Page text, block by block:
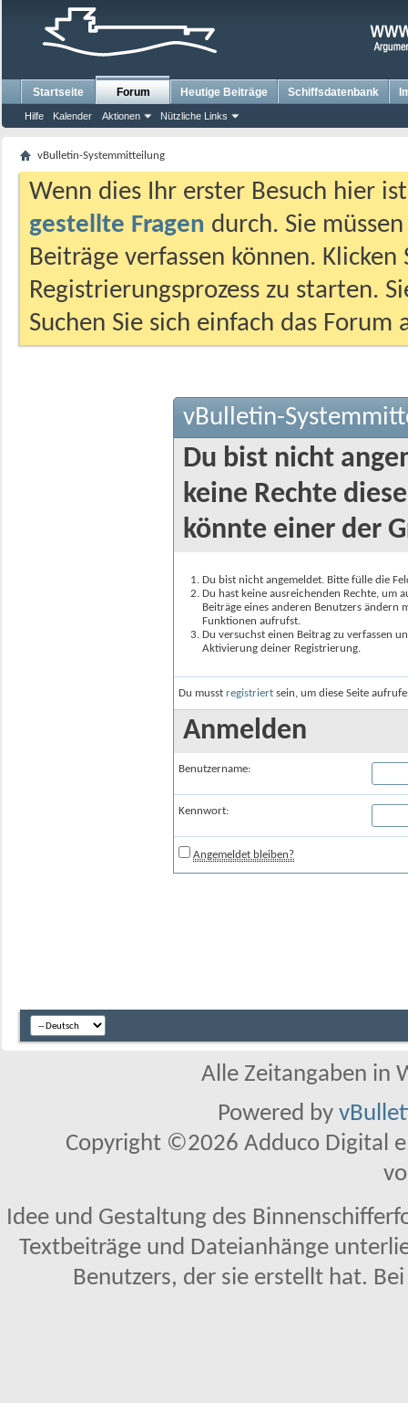
Startseite Forum
Hilfe Kalender Aktionen Nützliche Links
Heutige Beiträge Schiffsdatenbank
vBulletin-Systemmitteilung
Wenn dies Ihr erster Besuch hier
gestellte Fragen durch. Sie
Beiträge verfassen können.
Registrierungsprozess zu starten.
Suchen Sie sich einfach das
vBulletin-
Du bist nicht
keine Rechte
könnte einer der
Du bist nicht angemeldet. Bitte fülle die
Du hast keine ausreichenden Rechte, um
Beiträge eines anderen Benutzers
Funktionen aufrufst.
Du versuchst einen Beitrag zu verfassen
Aktivierung deiner Registrierung.
Du musst registriert sein, um diese Seite
Anmelden
Benutzername:
Kennwort:
Angemeldet bleiben?
Alle Zeitangaben in
Powered by
Copyright ©2026 Adduco Digital
Idee und Gestaltung des
Textbeiträge und Dateianhänge
Benutzers, der sie erstellt hat.